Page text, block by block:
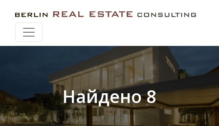
Найдено 8
Искать при перемещении карты